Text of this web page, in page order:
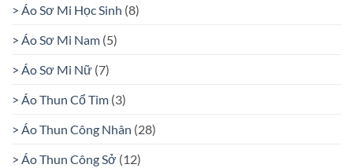
> Áo Sơ Mi Học Sinh (8)
> Áo Sơ Mi Nam (5)
> Áo Sơ Mi Nữ (7)
> Áo Thun Cổ Tim (3)
> Áo Thun Công Nhân (28)
> Áo Thun Công Sở (12)